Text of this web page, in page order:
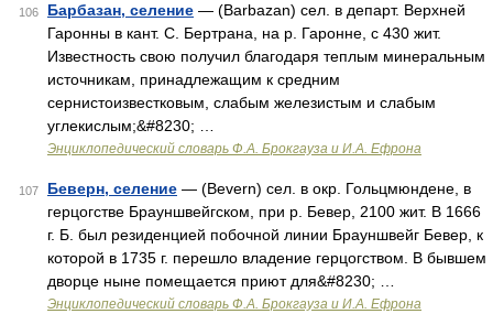
106 Барбазан, селение — (Barbazan) сел. в департ. Верхней
Гаронны в кант. С. Бертрана, на р. Гаронне, с 430 жит.
Известность свою получил благодаря теплым минеральным
источникам, принадлежащим к средним
сернистоизвестковым, слабым железистым и слабым
углекислым;&#8230; …
Энциклопедический словарь Ф.А. Брокгауза и И.А. Ефрона
107 Беверн, селение — (Bevern) сел. в окр. Гольцмюндене, в
герцогстве Брауншвейгском, при р. Бевер, 2100 жит. В 1666
г. Б. был резиденцией побочной линии Брауншвейг Бевер, к
которой в 1735 г. перешло владение герцогством. В бывшем
дворце ныне помещается приют для&#8230; …
Энциклопедический словарь Ф.А. Брокгауза и И.А. Ефрона